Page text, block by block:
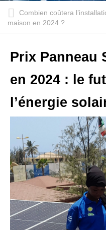
Combien coûtera
maison en 2024 ?
Prix Panneau
en 2024 : le
l’énergie